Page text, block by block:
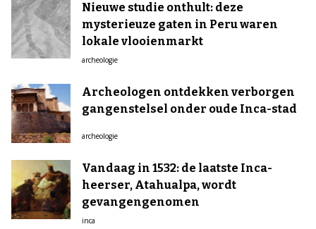
Nieuwe studie onthult: deze
mysterieuze gaten in Peru waren
lokale vlooienmarkt
archeologie
Archeologen ontdekken verborgen
gangenstelsel onder oude Inca-stad
archeologie
Vandaag in 1532: de laatste Inca-
heerser, Atahualpa, wordt
gevangengenomen
inca